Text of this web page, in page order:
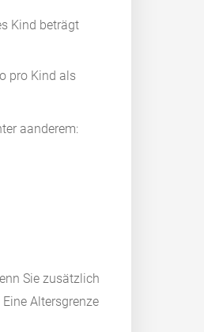
Kind beträgt
pro Kind als
aanderem:
Sie zusätzlich
Altersgrenze